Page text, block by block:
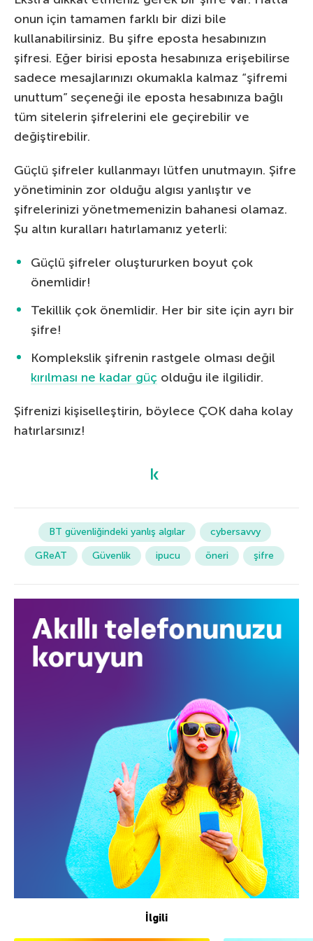
onun için tamamen farklı bir dizi bile
kullanabilirsiniz. Bu şifre eposta hesabınızın
şifresi. Eğer birisi eposta hesabınıza erişebilirse
sadece mesajlarınızı okumakla kalmaz “şifremi
unuttum” seçeneği ile eposta hesabınıza bağlı
tüm sitelerin şifrelerini ele geçirebilir ve
değiştirebilir.
Güçlü şifreler kullanmayı lütfen unutmayın. Şifre
yönetiminin zor olduğu algısı yanlıştır ve
şifrelerinizi yönetmemenizin bahanesi olamaz.
Şu altın kuralları hatırlamanız yeterli:
Güçlü şifreler oluştururken boyut çok
önemlidir!
Tekillik çok önemlidir. Her bir site için ayrı bir
şifre!
Komplekslik şifrenin rastgele olması değil
kırılması ne kadar güç olduğu ile ilgilidir.
Şifrenizi kişiselleştirin, böylece ÇOK daha kolay
hatırlarsınız!
BT güvenliğindeki yanlış algılar
cybersavvy
GReAT
Güvenlik ipucu öneri şifre
İlgili